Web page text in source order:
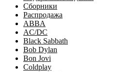
Сборники
Распродажа
ABBA
AC/DC
Black Sabbath
Bob Dylan
Bon Jovi
Coldplay